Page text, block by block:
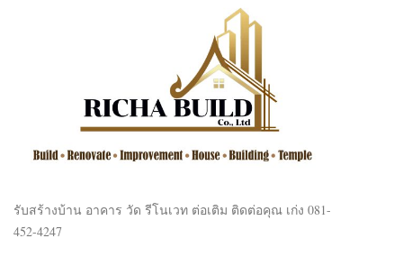
รับสร้างบ้าน อาคาร วัด รีโนเวท ต่อเติม ติดต่อคุณ เก่ง 081-
452-4247